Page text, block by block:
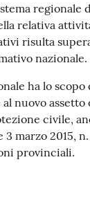
regionale
relativa
risulta
nazionale.
ha lo scopo
nuovo assetto
civile,
3 marzo 2015,
provinciali.